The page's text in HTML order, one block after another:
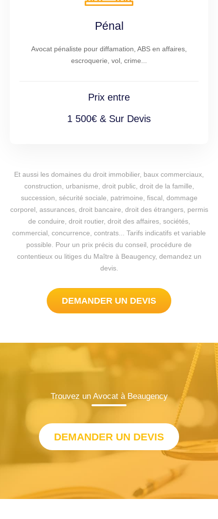
Pénal
Avocat pénaliste pour diffamation, ABS en affaires,
escroquerie, vol, crime...
Prix entre
1 500€ & Sur Devis
Et aussi les domaines du droit immobilier, baux commerciaux,
construction, urbanisme, droit public, droit de la famille,
succession, sécurité sociale, patrimoine, fiscal, dommage
corporel, assurances, droit bancaire, droit des étrangers, permis
de conduire, droit routier, droit des affaires, sociétés,
commercial, concurrence, contrats... Tarifs indicatifs et variable
possible. Pour un prix précis du conseil, procédure de
contentieux ou litiges du Maître à Beaugency, demandez un
devis.
DEMANDER UN DEVIS
Trouvez un Avocat à Beaugency
DEMANDER UN DEVIS